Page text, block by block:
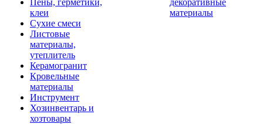
Пены, герметики,
клеи
Сухие смеси
Листовые
материалы,
утеплитель
Керамогранит
Кровельные
материалы
Инструмент
Хозинвентарь и
хозтовары
декоративные
материалы